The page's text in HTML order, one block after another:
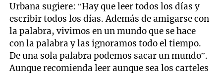
Urbana sugiere: “Hay que leer todos los días y
escribir todos los días. Además de amigarse con
la palabra, vivimos en un mundo que se hace
con la palabra y las ignoramos todo el tiempo.
De una sola palabra podemos sacar un mundo”.
Aunque recomienda leer aunque sea los carteles